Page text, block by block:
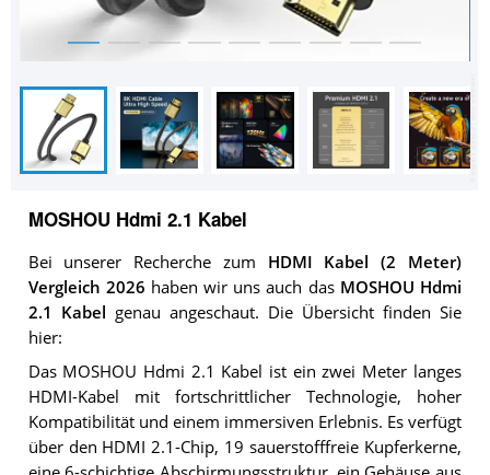
MOSHOU Hdmi 2.1 Kabel
Bei unserer Recherche zum HDMI Kabel (2 Meter)
Vergleich 2026 haben wir uns auch das MOSHOU Hdmi
2.1 Kabel genau angeschaut. Die Übersicht finden Sie
hier:
Das MOSHOU Hdmi 2.1 Kabel ist ein zwei Meter langes
HDMI-Kabel mit fortschrittlicher Technologie, hoher
Kompatibilität und einem immersiven Erlebnis. Es verfügt
über den HDMI 2.1-Chip, 19 sauerstofffreie Kupferkerne,